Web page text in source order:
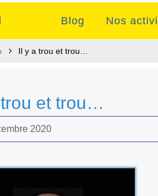
Blog Nos
Il y a trou et trou…
et trou…
2020